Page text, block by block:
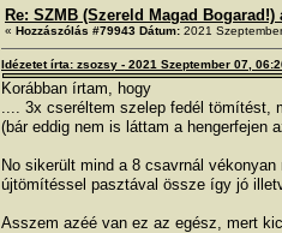
Re: SZMB (Szereld Magad Bogarad!)
« Hozzászólás #79943 Dátum: 2021
Idézetet írta: zsozsy - 2021 Szeptember 07,
Korábban írtam, hogy
.... 3x cseréltem szelep fedél
(bár eddig nem is láttam a hengerfejen
No sikerült mind a 8 csavrnál
újtömítéssel pasztával össze így jó
Asszem azéé van ez az egész, mert